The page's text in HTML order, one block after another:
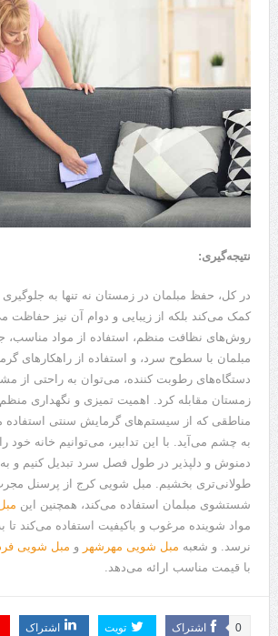
نتیجه‌گیری:
در کل، حفظ مبلمان در زمستان نه تنها به
کمک می‌کند بلکه از زیبایی و دوام آن نیز حفاظت
روش‌های نظافت منظم، استفاده از مواد مناسب،
مبلمان با سطوح سرد، و استفاده از راهکارهای
دستگاه‌های رطوبت کننده، می‌توان به راحتی از
زمستان مقابله کرد. اهمیت تمیزی و نگهداری
مناطقی که از سیستم‌های گرمایش سنتی استفاده
به چشم می‌آید. با این تدابیر، می‌توانیم خانه خود
دمنوش و دلپذیر در طول فصل سرد تبدیل کنیم و
طولانی‌تری بخشیم. مبل شویی کرج از پرسنل مجرب
شستشوی مبلمان استفاده می‌کند، همچنین این
مواد شوینده مرغوب و باکیفیت استفاده می‌کند تا
نرسد. و شعبه مبل شویی مهرشهر و مبل شویی
با قیمت مناسب ارائه می‌دهد.
اشتراک 0 تویت اشتراک